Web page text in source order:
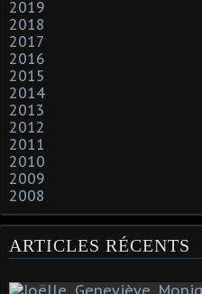
2019
2018
2017
2016
2015
2014
2013
2012
2011
2010
2009
2008
ARTICLES RÉCENTS